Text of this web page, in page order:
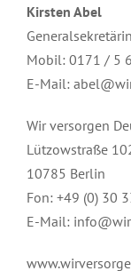
Kirsten Abel
Generalsekretärin
Mobil: 0171 / 5
E-Mail:
Wir versorgen
Lützowstraße
10785 Berlin
Fon: +49 (0) 30
E-Mail: